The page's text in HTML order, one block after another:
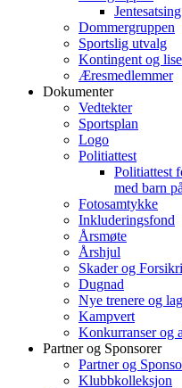
Jentesatsing
Dommergruppen
Sportslig utvalg
Kontingent og
Æresmedlemmer
Dokumenter
Vedtekter
Sportsplan
Logo
Politiattest
Politiattest
med barn
Fotosamtykke
Inkluderingsfond
Årsmøte
Årshjul
Skader og
Dugnad
Nye trenere og
Kampvert
Konkurranser og
Partner og Sponsorer
Partner og
Klubbkolleksjon